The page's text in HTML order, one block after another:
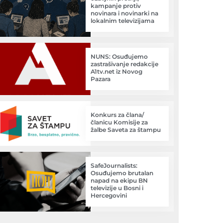
kampanje protiv
novinara i novinarki na
lokalnim televizijama
NUNS: Osuđujemo
zastrašivanje redakcije
A1tv.net iz Novog
Pazara
Konkurs za člana/
članicu Komisije za
žalbe Saveta za štampu
SafeJournalists:
Osuđujemo brutalan
napad na ekipu BN
televizije u Bosni i
Hercegovini